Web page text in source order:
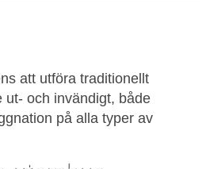
att utföra traditionellt
ut- och invändigt, både
på alla typer av